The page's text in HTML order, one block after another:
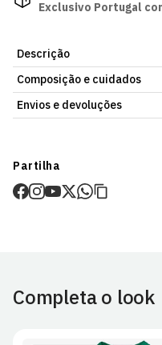
Exclusivo Portugal
Descrição
O Jubas em versão mini
para qualquer colecionador
mascote oficial do Sporting
engomar.
Composição e cuidados
Envios e devoluções
Prazo estimado de entrega
de envio.
Artigos personalizados não
Partilha
Completa o look